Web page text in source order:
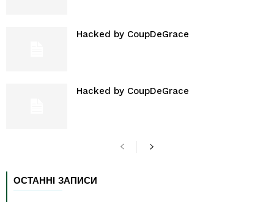
Hacked by CoupDeGrace
Hacked by CoupDeGrace
ОСТАННІ ЗАПИСИ